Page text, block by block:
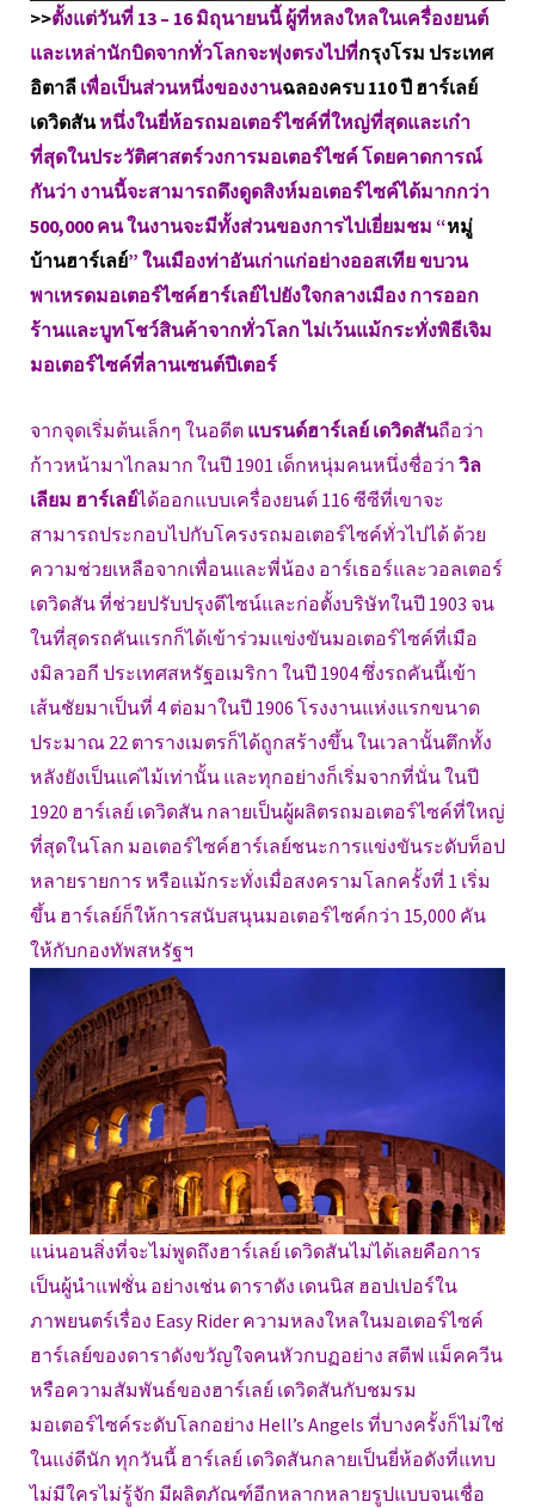
>>ตั้งแต่วันที่ 13 – 16 มิถุนายนนี้ ผู้ที่หลงใหลในเครื่องยนต์
และเหล่านักบิดจากทั่วโลกจะพุ่งตรงไปที่กรุงโรม ประเทศ
อิตาลี เพื่อเป็นส่วนหนึ่งของงานฉลองครบ 110 ปี ฮาร์เลย์
เดวิดสันหนึ่งในยี่ห้อรถมอเตอร์ไซค์ที่ใหญ่ที่สุดและเก๋า
ที่สุดในประวัติศาสตร์วงการมอเตอร์ไซค์ โดยคาดการณ์
กันว่า งานนี้จะสามารถดึงดูดสิงห์มอเตอร์ไซค์ได้มากกว่า
500,000 คน ในงานจะมีทั้งส่วนของการไปเยี่ยมชม “หมู่
บ้านฮาร์เลย์” ในเมืองท่าอันเก่าแก่อย่างออสเทีย ขบวน
พาเหรดมอเตอร์ไซค์ฮาร์เลย์ไปยังใจกลางเมือง การออก
ร้านและบูทโชว์สินค้าจากทั่วโลก ไม่เว้นแม้กระทั่งพิธีเจิม
มอเตอร์ไซค์ที่ลานเซนต์ปีเตอร์
จากจุดเริ่มต้นเล็กๆ ในอดีต แบรนด์ฮาร์เลย์ เดวิดสันถือว่า
ก้าวหน้ามาไกลมาก ในปี 1901 เด็กหนุ่มคนหนึ่งชื่อว่า วิล
เลียม ฮาร์เลย์ได้ออกแบบเครื่องยนต์ 116 ซีซีที่เขาจะ
สามารถประกอบไปกับโครงรถมอเตอร์ไซค์ทั่วไปได้ ด้วย
ความช่วยเหลือจากเพื่อนและพี่น้อง อาร์เธอร์และวอลเตอร์
เดวิดสัน ที่ช่วยปรับปรุงดีไซน์และก่อตั้งบริษัทในปี 1903 จน
ในที่สุดรถคันแรกก็ได้เข้าร่วมแข่งขันมอเตอร์ไซค์ที่เมือ
งมิลวอกี ประเทศสหรัฐอเมริกา ในปี 1904 ซึ่งรถคันนี้เข้า
เส้นชัยมาเป็นที่ 4 ต่อมาในปี 1906 โรงงานแห่งแรกขนาด
ประมาณ 22 ตารางเมตรก็ได้ถูกสร้างขึ้น ในเวลานั้นตึกทั้ง
หลังยังเป็นแค่ไม้เท่านั้น และทุกอย่างก็เริ่มจากที่นั่น ในปี
1920 ฮาร์เลย์ เดวิดสัน กลายเป็นผู้ผลิตรถมอเตอร์ไซค์ที่ใหญ่
ที่สุดในโลก มอเตอร์ไซค์ฮาร์เลย์ชนะการแข่งขันระดับท็อป
หลายรายการ หรือแม้กระทั่งเมื่อสงครามโลกครั้งที่ 1 เริ่ม
ขึ้น ฮาร์เลย์ก็ให้การสนับสนุนมอเตอร์ไซค์กว่า 15,000 คัน
ให้กับกองทัพสหรัฐฯ
แน่นอนสิ่งที่จะไม่พูดถึงฮาร์เลย์ เดวิดสันไม่ได้เลยคือการ
เป็นผู้นำแฟชั่น อย่างเช่น ดาราดัง เดนนิส ฮอปเปอร์ใน
ภาพยนตร์เรื่อง Easy Rider ความหลงใหลในมอเตอร์ไซค์
ฮาร์เลย์ของดาราดังขวัญใจคนหัวกบฏอย่าง สตีฟ แม็คควีน
หรือความสัมพันธ์ของฮาร์เลย์ เดวิดสันกับชมรม
มอเตอร์ไซค์ระดับโลกอย่าง Hell’s Angels ที่บางครั้งก็ไม่ใช่
ในแง่ดีนัก ทุกวันนี้ ฮาร์เลย์ เดวิดสันกลายเป็นยี่ห้อดังที่แทบ
ไม่มีใครไม่รู้จัก มีผลิตภัณฑ์อีกหลากหลายรูปแบบจนเชื่อ